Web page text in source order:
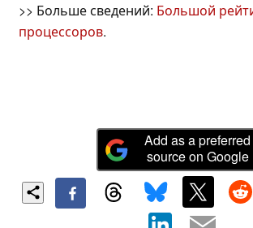
>> Больше сведений: Большой
процессоров.
Add as a preferred
source on Google